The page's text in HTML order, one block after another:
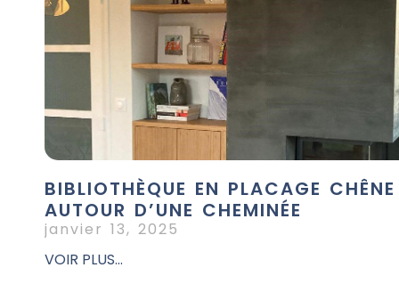
BIBLIOTHÈQUE EN PLACAGE CHÊNE
AUTOUR D’UNE CHEMINÉE
janvier 13, 2025
VOIR PLUS...